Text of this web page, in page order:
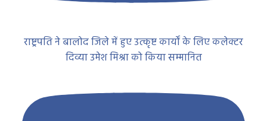
राष्ट्रपति ने बालोद जिले में हुए उत्कृष्ट कार्यों के लिए कलेक्टर
दिव्या उमेश मिश्रा को किया सम्मानित